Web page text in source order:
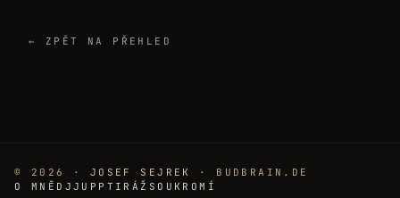
← ZPĚT NA PŘEHLED
© 2026 · JOSEF SEJREK
· BUDBRAIN.DE
O MNĚ DJJUPP TIRÁŽ SOUKROMÍ